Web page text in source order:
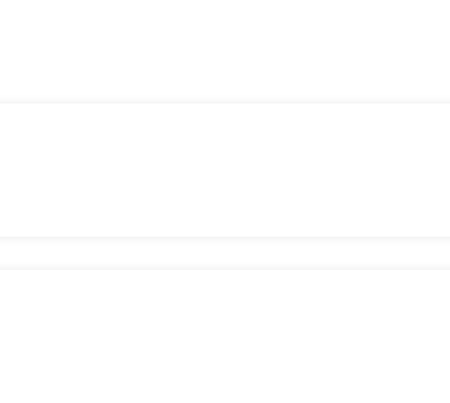
senza complicazioni.
del mercato.
piattaforme e dApp.